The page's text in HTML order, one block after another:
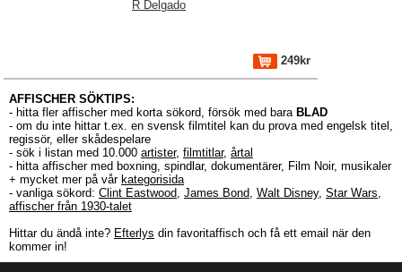
R Delgado
249kr
AFFISCHER SÖKTIPS:
- hitta fler affischer med korta sökord, försök med bara BLAD
- om du inte hittar t.ex. en svensk filmtitel kan du prova med engelsk titel,
regissör, eller skådespelare
- sök i listan med 10.000 artister, filmtitlar, årtal
- hitta affischer med boxning, spindlar, dokumentärer, Film Noir, musikaler
+ mycket mer på vår kategorisida
- vanliga sökord: Clint Eastwood, James Bond, Walt Disney, Star Wars,
affischer från 1930-talet
Hittar du ändå inte? Efterlys din favoritaffisch och få ett email när den
kommer in!